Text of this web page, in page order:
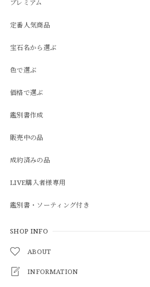
プレミアム
定番人気商品
宝石名から選ぶ
色で選ぶ
価格で選ぶ
鑑別書作成
販売中の品
成約済みの品
LIVE購入者様専用
鑑別書・ソーティング付き
SHOP INFO
ABOUT
INFORMATION